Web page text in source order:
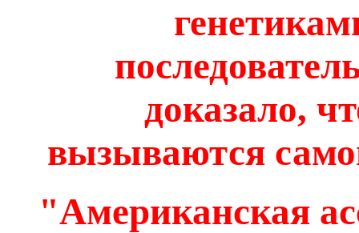
доказало,
вызываются
"Американская